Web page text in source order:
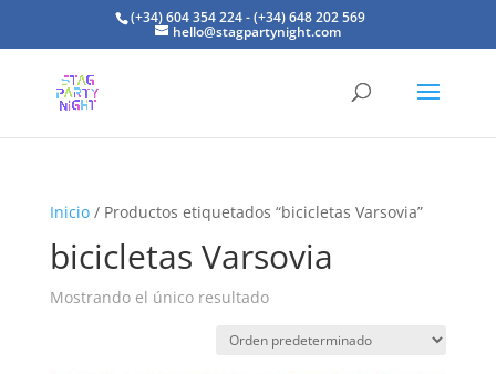
(+34) 604 354 224 - (+34) 648 202 569
hello@stagpartynight.com
Inicio/ Productos etiquetados “bicicletas Varsovia”
bicicletas Varsovia
Mostrando el único resultado